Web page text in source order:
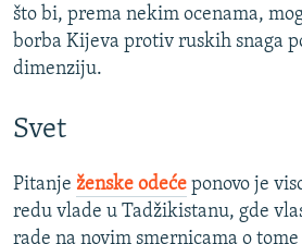
što bi, prema nekim ocenama,
borba Kijeva protiv ruskih snaga
dimenziju.
Svet
Pitanje ženske odeće ponovo je
redu vlade u Tadžikistanu, gde
rade na novim smernicama o